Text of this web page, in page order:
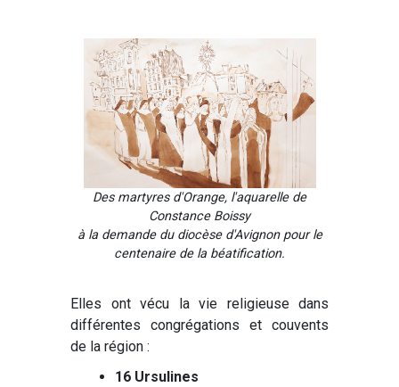
Des martyres d'Orange, l'aquarelle de
Constance Boissy
à la demande du diocèse d'Avignon pour le
centenaire de la béatification.
Elles ont vécu la vie religieuse dans
différentes congrégations et couvents
de la région :
16 Ursulines